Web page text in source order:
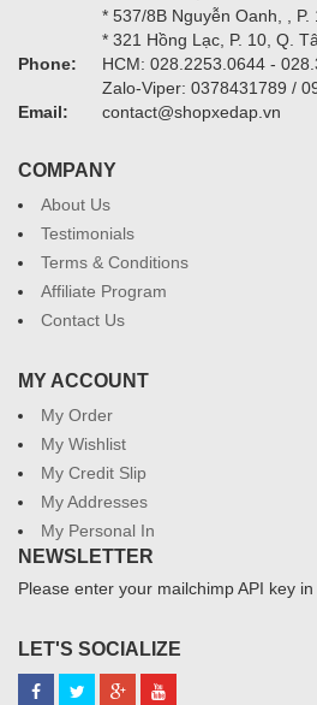
* 537/8B Nguyễn Oanh, , P.
* 321 Hồng Lạc, P. 10, Q.
Phone:
HCM: 028.2253.0644 -
Zalo-Viper: 0378431789 /
Email:
contact@shopxedap.vn
COMPANY
About Us
Testimonials
Terms & Conditions
Affiliate Program
Contact Us
MY ACCOUNT
My Order
My Wishlist
My Credit Slip
My Addresses
My Personal In
NEWSLETTER
Please enter your mailchimp API key in
LET'S SOCIALIZE